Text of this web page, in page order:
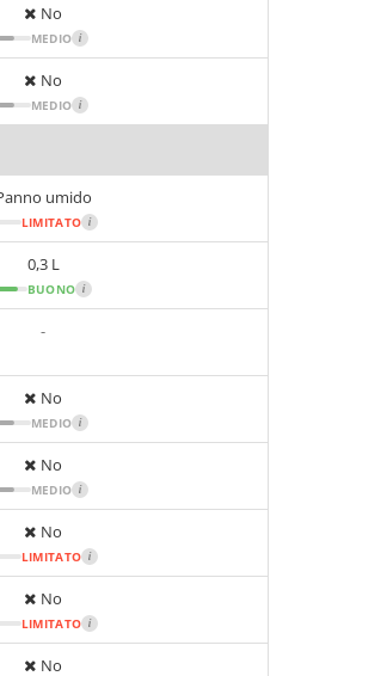
No
MEDIO i
No
MEDIO i
umido
LIMITATO i
0,3 L
BUONO i
-
No
MEDIO i
No
MEDIO i
No
LIMITATO i
No
LIMITATO i
No